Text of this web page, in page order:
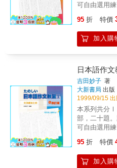
可自由選用
可應用課題
清晰，每冊
文為母語的
熟練初級文
升作文能力
及文章結構
的起承轉合
各篇題型提
由學生創作
為中文的台
詞、助詞、
95 折 特價
加入購
日本語作文
吉田妙子 著
大新書局 出版
1999/09/15 出
本系列共分
部，二十題
可自由選用
可應用課題
清晰，每冊
文為母語的
95 折 特價
加入購